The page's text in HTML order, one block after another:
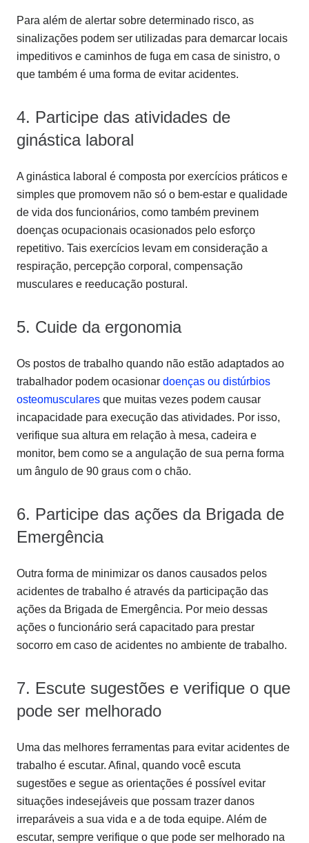
Para além de alertar sobre determinado risco, as
sinalizações podem ser utilizadas para demarcar locais
impeditivos e caminhos de fuga em casa de sinistro, o
que também é uma forma de evitar acidentes.
4. Participe das atividades de
ginástica laboral
A ginástica laboral é composta por exercícios práticos e
simples que promovem não só o bem-estar e qualidade
de vida dos funcionários, como também previnem
doenças ocupacionais ocasionados pelo esforço
repetitivo. Tais exercícios levam em consideração a
respiração, percepção corporal, compensação
musculares e reeducação postural.
5. Cuide da ergonomia
Os postos de trabalho quando não estão adaptados ao
trabalhador podem ocasionar doenças ou distúrbios
osteomusculares que muitas vezes podem causar
incapacidade para execução das atividades. Por isso,
verifique sua altura em relação à mesa, cadeira e
monitor, bem como se a angulação de sua perna forma
um ângulo de 90 graus com o chão.
6. Participe das ações da Brigada de
Emergência
Outra forma de minimizar os danos causados pelos
acidentes de trabalho é através da participação das
ações da Brigada de Emergência. Por meio dessas
ações o funcionário será capacitado para prestar
socorro em caso de acidentes no ambiente de trabalho.
7. Escute sugestões e verifique o que
pode ser melhorado
Uma das melhores ferramentas para evitar acidentes de
trabalho é escutar. Afinal, quando você escuta
sugestões e segue as orientações é possível evitar
situações indesejáveis que possam trazer danos
irreparáveis a sua vida e a de toda equipe. Além de
escutar, sempre verifique o que pode ser melhorado na